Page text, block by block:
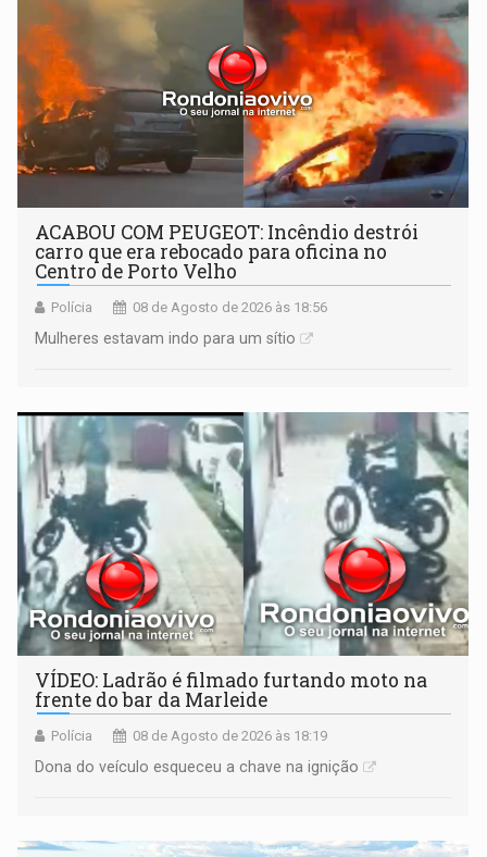
ACABOU COM PEUGEOT: Incêndio destrói
carro que era rebocado para oficina no
Centro de Porto Velho
Polícia 08 de Agosto de 2026 às 18:56
Mulheres estavam indo para um sítio
VÍDEO: Ladrão é filmado furtando moto na
frente do bar da Marleide
Polícia 08 de Agosto de 2026 às 18:19
Dona do veículo esqueceu a chave na ignição